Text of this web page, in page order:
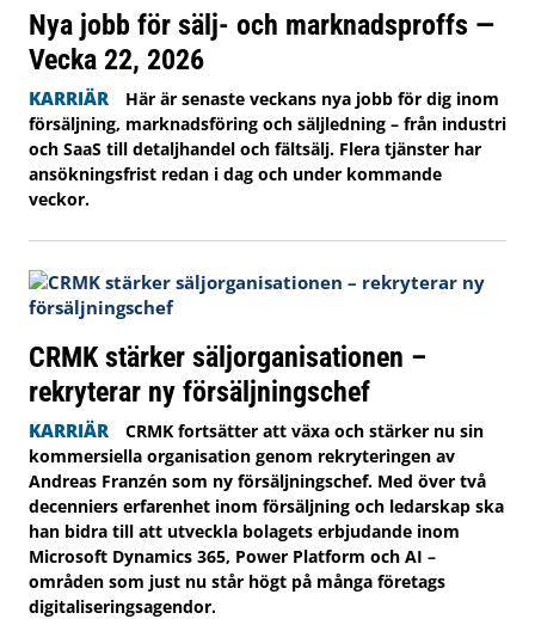
Nya jobb för sälj- och marknadsproffs —
Vecka 22, 2026
KARRIÄR
Här är senaste veckans nya jobb för dig inom
försäljning, marknadsföring och säljledning – från industri
och SaaS till detaljhandel och fältsälj. Flera tjänster har
ansökningsfrist redan i dag och under kommande
veckor.
CRMK stärker säljorganisationen –
rekryterar ny försäljningschef
KARRIÄR
CRMK fortsätter att växa och stärker nu sin
kommersiella organisation genom rekryteringen av
Andreas Franzén som ny försäljningschef. Med över två
decenniers erfarenhet inom försäljning och ledarskap ska
han bidra till att utveckla bolagets erbjudande inom
Microsoft Dynamics 365, Power Platform och AI –
områden som just nu står högt på många företags
digitaliseringsagendor.